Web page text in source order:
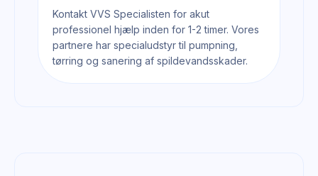
Kontakt VVS Specialisten for akut
professionel hjælp inden for 1-2 timer. Vores
partnere har specialudstyr til pumpning,
tørring og sanering af spildevandsskader.